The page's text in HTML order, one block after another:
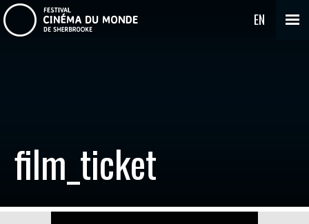
EN
film_ticket